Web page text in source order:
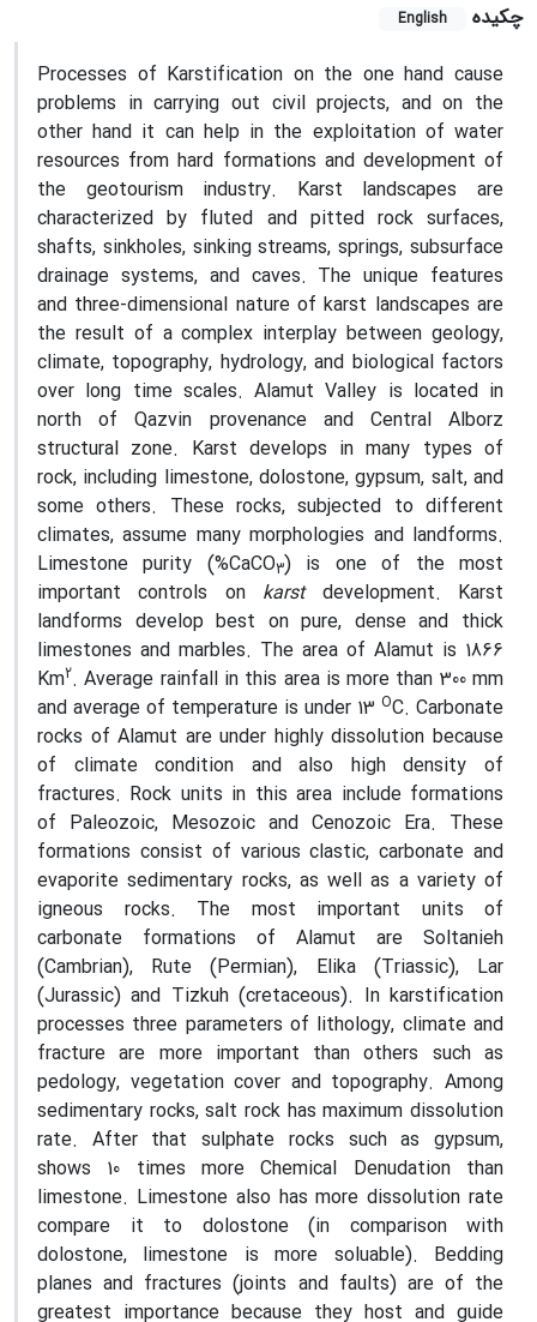
چکیده
English
Processes of Karstification on the one hand cause
problems in carrying out civil projects, and on the
other hand it can help in the exploitation of water
resources from hard formations and development of
the geotourism industry. Karst landscapes are
characterized by fluted and pitted rock surfaces,
shafts, sinkholes, sinking streams, springs, subsurface
drainage systems, and caves. The unique features
and three-dimensional nature of karst landscapes are
the result of a complex interplay between geology,
climate, topography, hydrology, and biological factors
over long time scales. Alamut Valley is located in
north of Qazvin provenance and Central Alborz
structural zone. Karst develops in many types of
rock, including limestone, dolostone, gypsum, salt, and
some others. These rocks, subjected to different
climates, assume many morphologies and landforms.
Limestone purity (%CaCO3) is one of the most
important controls on karstdevelopment. Karst
landforms develop best on pure, dense and thick
limestones and marbles. The area of Alamut is 1866
Km2. Average rainfall in this area is more than 300 mm
and average of temperature is under 13 OC. Carbonate
rocks of Alamut are under highly dissolution because
of climate condition and also high density of
fractures. Rock units in this area include formations
of Paleozoic, Mesozoic and Cenozoic Era. These
formations consist of various clastic, carbonate and
evaporite sedimentary rocks, as well as a variety of
igneous rocks. The most important units of
carbonate formations of Alamut are Soltanieh
(Cambrian), Rute (Permian), Elika (Triassic), Lar
(Jurassic) and Tizkuh (cretaceous). In karstification
processes three parameters of lithology, climate and
fracture are more important than others such as
pedology, vegetation cover and topography. Among
sedimentary rocks, salt rock has maximum dissolution
rate. After that sulphate rocks such as gypsum,
shows 10 times more Chemical Denudation than
limestone. Limestone also has more dissolution rate
compare it to dolostone (in comparison with
dolostone, limestone is more soluable). Bedding
planes and fractures (joints and faults) are of the
greatest importance because they host and guide